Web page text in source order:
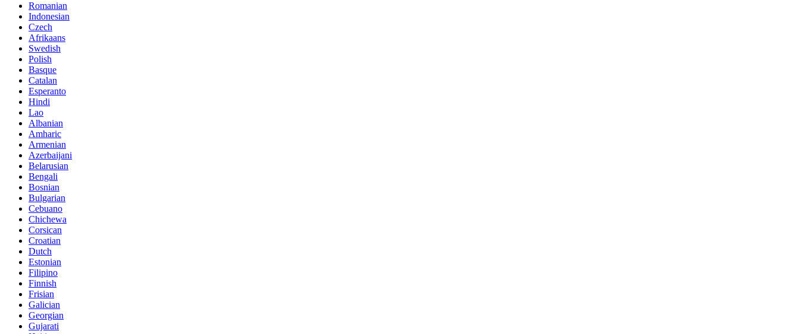
Romanian
Indonesian
Czech
Afrikaans
Swedish
Polish
Basque
Catalan
Esperanto
Hindi
Lao
Albanian
Amharic
Armenian
Azerbaijani
Belarusian
Bengali
Bosnian
Bulgarian
Cebuano
Chichewa
Corsican
Croatian
Dutch
Estonian
Filipino
Finnish
Frisian
Galician
Georgian
Gujarati